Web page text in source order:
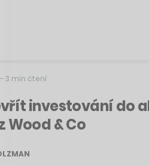
–3 min čtení
investování do
Wood & Co